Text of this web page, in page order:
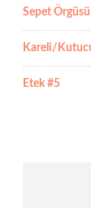
Sepet
Kareli/
Etek #5